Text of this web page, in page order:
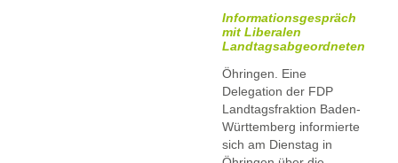
Informationsgespräch
mit Liberalen
Landtagsabgeordneten
Öhringen. Eine
Delegation der FDP
Landtagsfraktion Baden-
Württemberg informierte
sich am Dienstag in